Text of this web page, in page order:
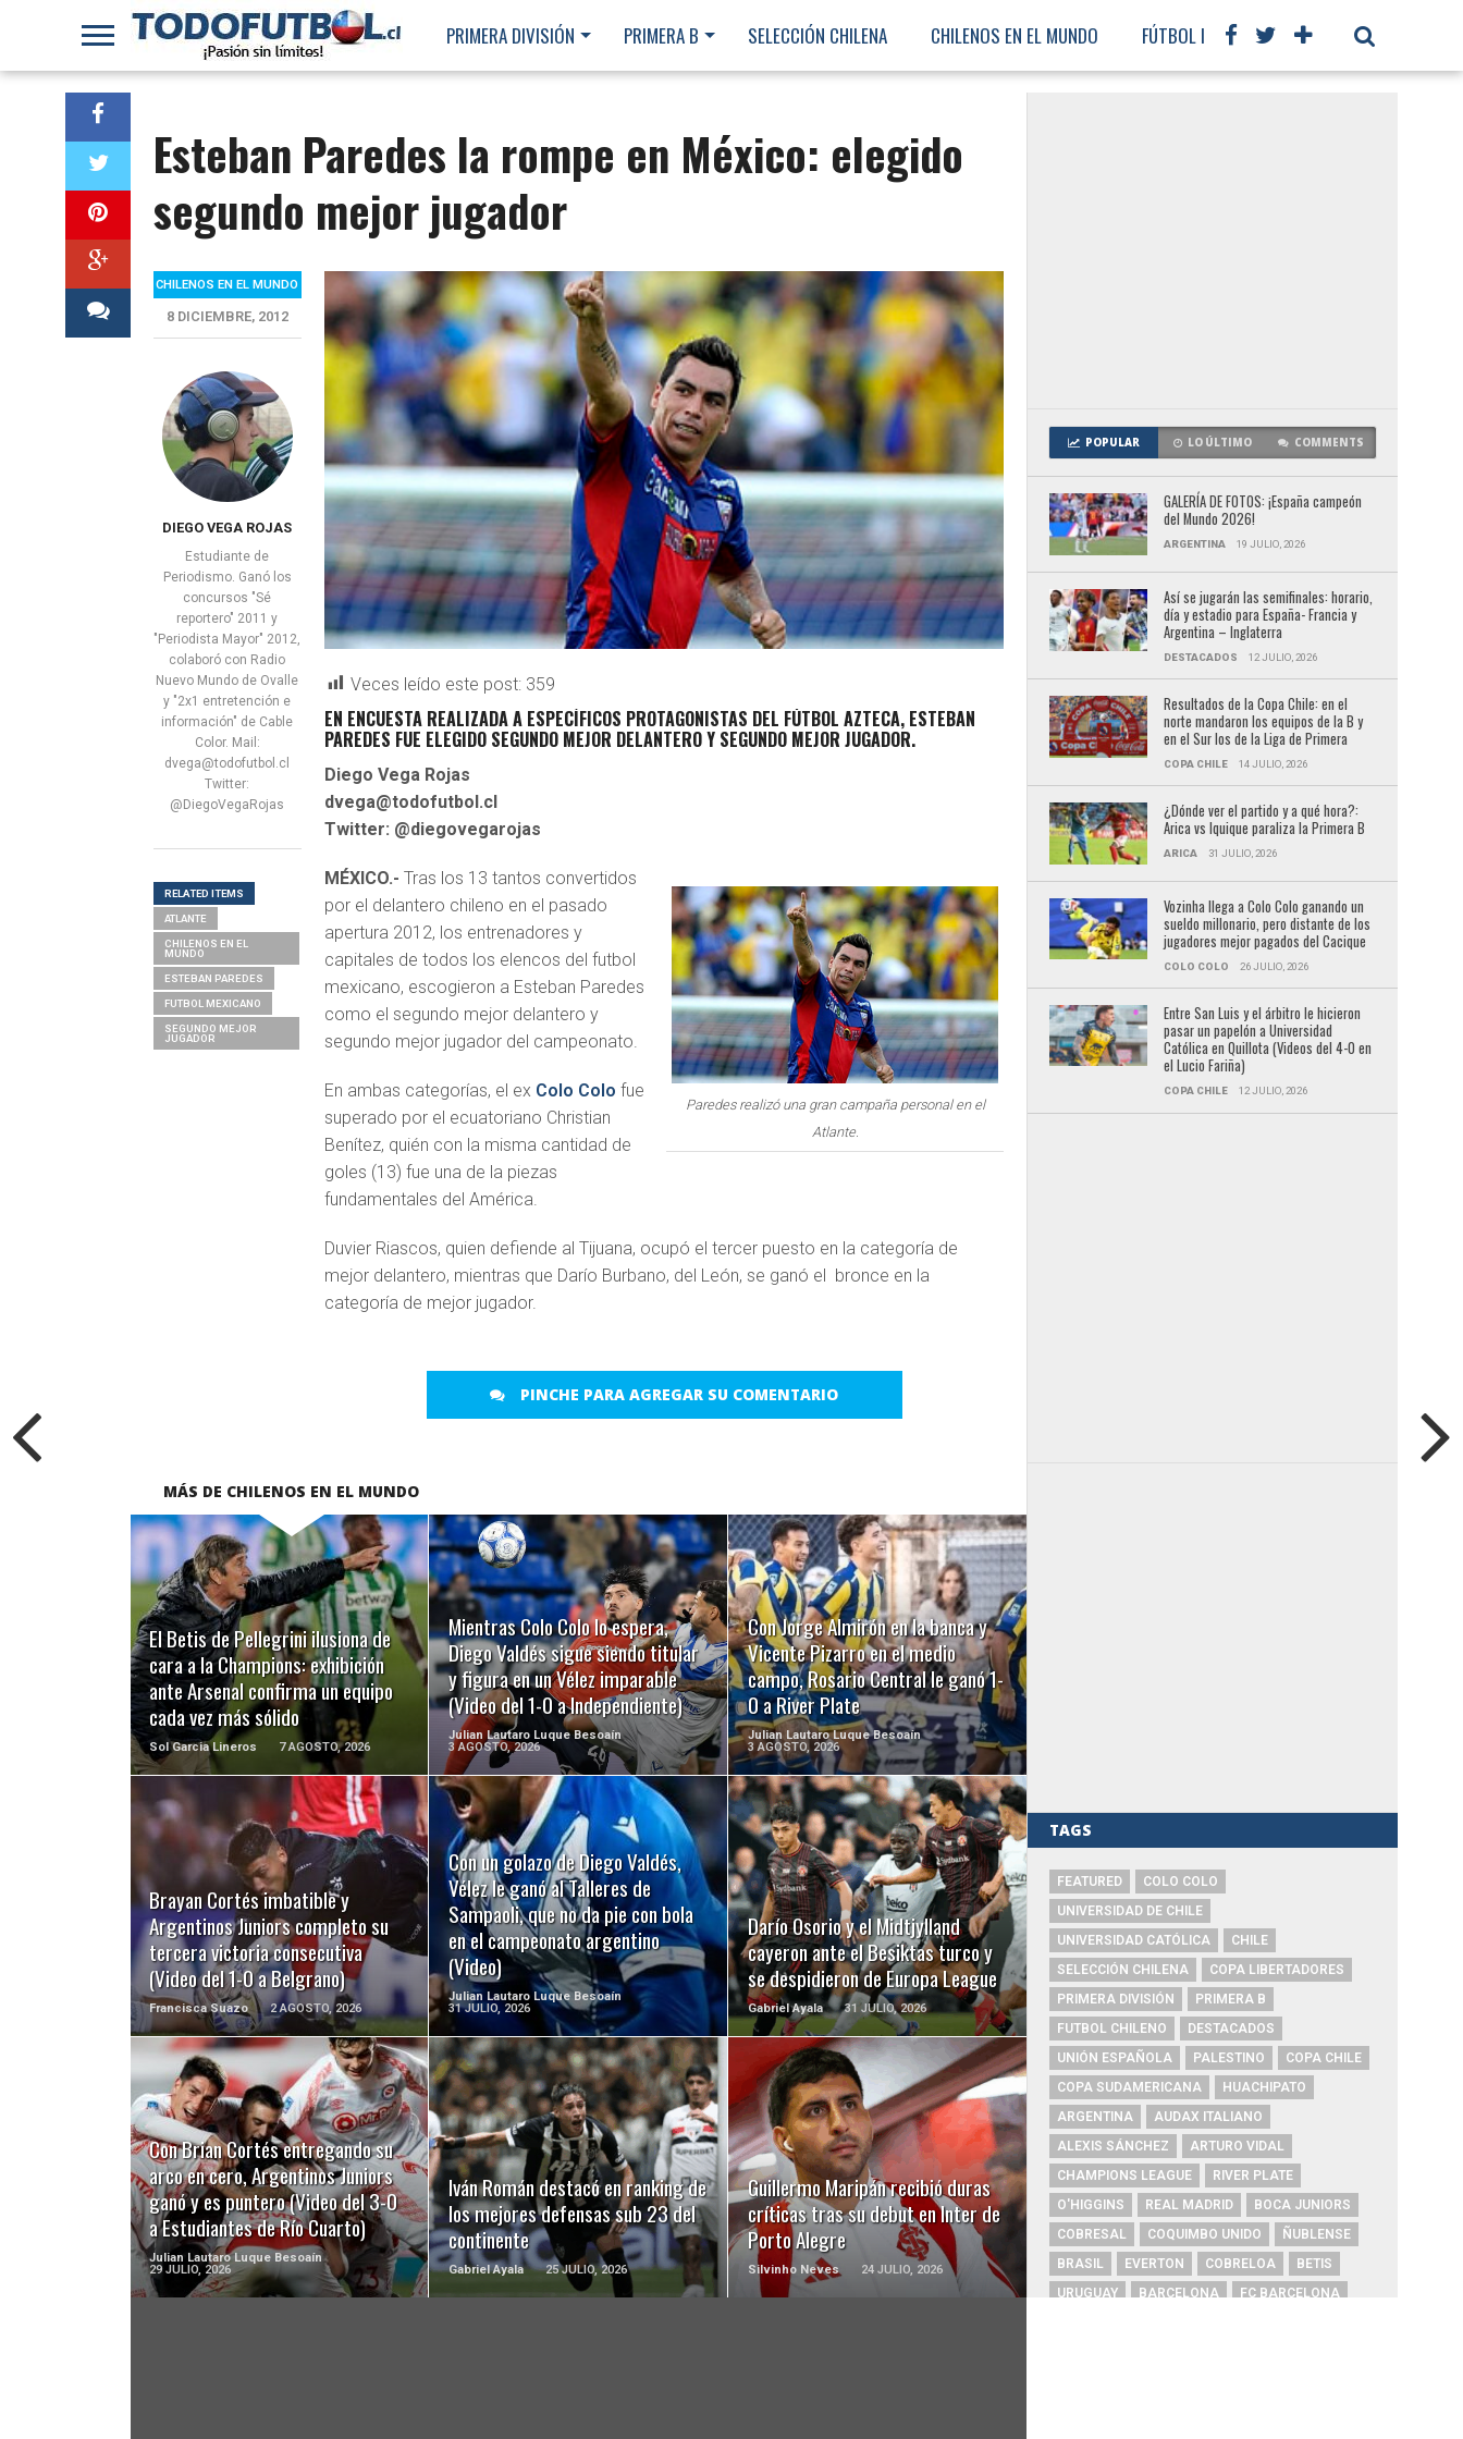
PRIMERA DIVISIÓN PRIMERA B SELECCIÓN CHILENA CHILENOS EN EL MUNDO FÚTBOL INTERNACIONAL
Esteban Paredes la rompe en México: elegido
segundo mejor jugador
Veces leído este post: 359
EN ENCUESTA REALIZADA A ESPECÍFICOS PROTAGONISTAS DEL FÚTBOL AZTECA, ESTEBAN
PAREDES FUE ELEGIDO SEGUNDO MEJOR DELANTERO Y SEGUNDO MEJOR JUGADOR.
Diego Vega Rojas
dvega@todofutbol.cl
Twitter: @diegovegarojas
Paredes realizó una gran campaña personal en el
Atlante.
MÉXICO.-Tras los 13 tantos convertidos
por el delantero chileno en el pasado
apertura 2012, los entrenadores y
capitales de todos los elencos del futbol
mexicano, escogieron a Esteban Paredes
como el segundo mejor delantero y
segundo mejor jugador del campeonato.
En ambas categorías, el ex Colo Colo fue
superado por el ecuatoriano Christian
Benítez, quién con la misma cantidad de
goles (13) fue una de la piezas
fundamentales del América.
Duvier Riascos, quien defiende al Tijuana, ocupó el tercer puesto en la categoría de
mejor delantero, mientras que Darío Burbano, del León, se ganó el bronce en la
categoría de mejor jugador.
PINCHE PARA AGREGAR SU COMENTARIO
CHILENOS EN EL MUNDO
8 DICIEMBRE, 2012
DIEGO VEGA ROJAS
Estudiante de
Periodismo. Ganó los
concursos "Sé
reportero" 2011 y
"Periodista Mayor" 2012,
colaboró con Radio
Nuevo Mundo de Ovalle
y "2x1 entretención e
información" de Cable
Color. Mail:
dvega@todofutbol.cl
Twitter:
@DiegoVegaRojas
RELATED ITEMS
ATLANTE
CHILENOS EN EL
MUNDO
ESTEBAN PAREDES
FUTBOL MEXICANO
SEGUNDO MEJOR
JUGADOR
MÁS DE CHILENOS EN EL MUNDO
El Betis de Pellegrini ilusiona de
cara a la Champions: exhibición
ante Arsenal confirma un equipo
cada vez más sólido
Sol Garcia Lineros 7 AGOSTO, 2026
LEER MÁS
Mientras Colo Colo lo espera,
Diego Valdés sigue siendo titular
y figura en un Vélez imparable
(Video del 1-0 a Independiente)
Julian Lautaro Luque Besoaín
3 AGOSTO, 2026
LEER MÁS
Con Jorge Almirón en la banca y
Vicente Pizarro en el medio
campo, Rosario Central le ganó 1-
0 a River Plate
Julian Lautaro Luque Besoaín
3 AGOSTO, 2026
LEER MÁS
Brayan Cortés imbatible y
Argentinos Juniors completo su
tercera victoria consecutiva
(Video del 1-0 a Belgrano)
Francisca Suazo 2 AGOSTO, 2026
LEER MÁS
Con un golazo de Diego Valdés,
Vélez le ganó al Talleres de
Sampaoli, que no da pie con bola
en el campeonato argentino
(Video)
Julian Lautaro Luque Besoaín
31 JULIO, 2026
LEER MÁS
Darío Osorio y el Midtjylland
cayeron ante el Besiktas turco y
se despidieron de Europa League
Gabriel Ayala 31 JULIO, 2026
LEER MÁS
Con Brian Cortés entregando su
arco en cero, Argentinos Juniors
ganó y es puntero (Video del 3-0
a Estudiantes de Río Cuarto)
Julian Lautaro Luque Besoaín
29 JULIO, 2026
LEER MÁS
Iván Román destacó en ranking de
los mejores defensas sub 23 del
continente
Gabriel Ayala 25 JULIO, 2026
LEER MÁS
Guillermo Maripán recibió duras
críticas tras su debut en Inter de
Porto Alegre
Silvinho Neves 24 JULIO, 2026
LEER MÁS
POPULAR LO ÚLTIMO COMMENTS
GALERÍA DE FOTOS: ¡España campeón
del Mundo 2026!
ARGENTINA 19 JULIO, 2026
Así se jugarán las semifinales: horario,
día y estadio para España- Francia y
Argentina – Inglaterra
DESTACADOS 12 JULIO, 2026
Resultados de la Copa Chile: en el
norte mandaron los equipos de la B y
en el Sur los de la Liga de Primera
COPA CHILE 14 JULIO, 2026
¿Dónde ver el partido y a qué hora?:
Arica vs Iquique paraliza la Primera B
ARICA 31 JULIO, 2026
Vozinha llega a Colo Colo ganando un
sueldo millonario, pero distante de los
jugadores mejor pagados del Cacique
COLO COLO 26 JULIO, 2026
Entre San Luis y el árbitro le hicieron
pasar un papelón a Universidad
Católica en Quillota (Videos del 4-0 en
el Lucio Fariña)
COPA CHILE 12 JULIO, 2026
TAGS
FEATURED
COLO COLO
UNIVERSIDAD DE CHILE
UNIVERSIDAD CATÓLICA
CHILE
SELECCIÓN CHILENA
COPA LIBERTADORES
PRIMERA DIVISIÓN
PRIMERA B
FUTBOL CHILENO
DESTACADOS
UNIÓN ESPAÑOLA
PALESTINO
COPA CHILE
COPA SUDAMERICANA
HUACHIPATO
ARGENTINA
AUDAX ITALIANO
ALEXIS SÁNCHEZ
ARTURO VIDAL
CHAMPIONS LEAGUE
RIVER PLATE
O'HIGGINS
REAL MADRID
BOCA JUNIORS
COBRESAL
COQUIMBO UNIDO
ÑUBLENSE
BRASIL
EVERTON COBRELOA
BETIS
URUGUAY
BARCELONA
FC BARCELONA